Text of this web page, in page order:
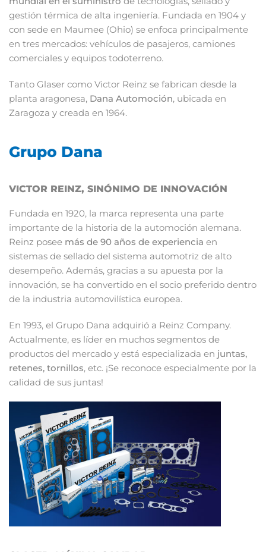
gestión térmica de alta ingeniería. Fundada en 1904 y
con sede en Maumee (Ohio) se enfoca principalmente
en tres mercados: vehículos de pasajeros, camiones
comerciales y equipos todoterreno.
Tanto Glaser como Victor Reinz se fabrican desde la
planta aragonesa, Dana Automoción, ubicada en
Zaragoza y creada en 1964.
Grupo Dana
VICTOR REINZ, SINÓNIMO DE INNOVACIÓN
Fundada en 1920, la marca representa una parte
importante de la historia de la automoción alemana.
Reinz posee más de 90 años de experiencia en
sistemas de sellado del sistema automotriz de alto
desempeño. Además, gracias a su apuesta por la
innovación, se ha convertido en el socio preferido dentro
de la industria automovilística europea.
En 1993, el Grupo Dana adquirió a Reinz Company.
Actualmente, es líder en muchos segmentos de
productos del mercado y está especializada en juntas,
retenes, tornillos, etc. ¡Se reconoce especialmente por la
calidad de sus juntas!